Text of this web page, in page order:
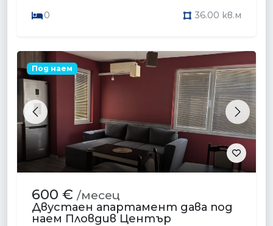
0 36.00 кв.м
Previous Next
Под наем
600 € /месец
Двустаен апартамент дава под
наем Пловдив Център